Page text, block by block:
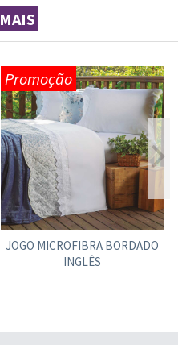
MAIS
Promoção
JOGO MICROFIBRA BORDADO
INGLÊS